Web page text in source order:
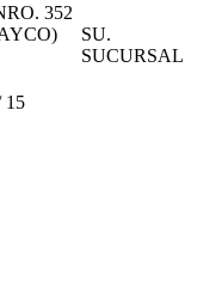
352
SU.
SUCURSAL
15